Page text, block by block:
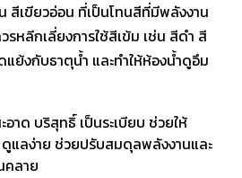
สีเขียวอ่อน ที่เป็นโทนสีที่มีพลังงาน
หลีกเลี่ยงการใช้สีเข้ม เช่น สีดำ สี
ย้งกับธาตุน้ำ และทำให้ห้องน้ำดูอึม
อาด บริสุทธิ์ เป็นระเบียบ ช่วยให้
ดูแลง่าย ช่วยปรับสมดุลพลังงานและ
คลาย